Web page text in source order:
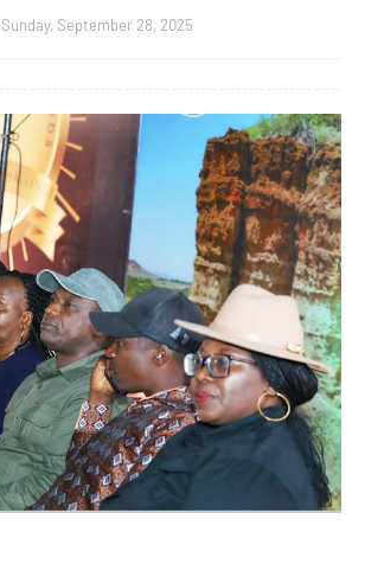
Sunday, September 28, 2025